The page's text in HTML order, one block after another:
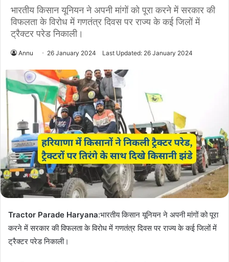
भारतीय किसान यूनियन ने अपनी मांगों को पूरा करने में सरकार की
विफलता के विरोध में गणतंत्र दिवस पर राज्य के कई जिलों में
ट्रैक्टर परेड निकाली।
Annu 26 January 2024 Last Updated: 26 January 2024
Tractor Parade Haryana:भारतीय किसान यूनियन ने अपनी मांगों को पूरा
करने में सरकार की विफलता के विरोध में गणतंत्र दिवस पर राज्य के कई जिलों में
ट्रैक्टर परेड निकाली।